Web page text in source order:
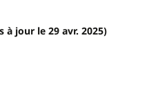
à jour le 29 avr. 2025)